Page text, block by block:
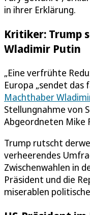
in ihrer Erklärung.
Kritiker: Trump
Wladimir Putin
„Eine verfrühte
Europa „sendet das
Machthaber
Stellungnahme von
Abgeordneten Mike
Trump rutscht
verheerendes
Zwischenwahlen in
Präsident und die
miserablen